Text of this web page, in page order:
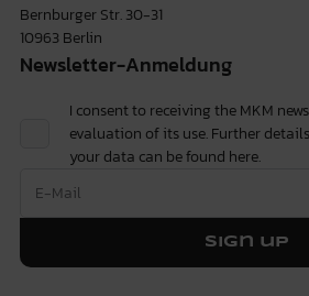
Bernburger Str. 30-31
10963 Berlin
Newsletter-Anmeldung
I consent to receiving the MKM
evaluation of its use. Further
your data can be found here.
Sign up